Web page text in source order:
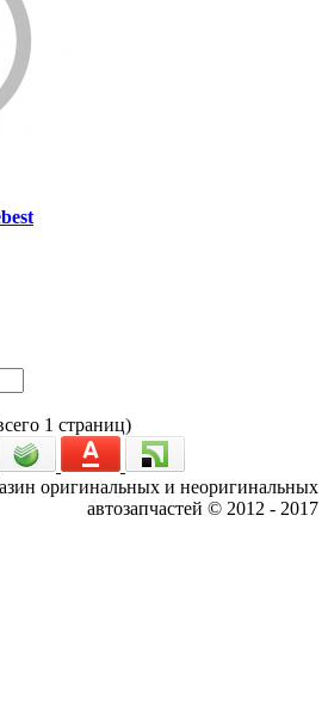
1 страниц)
оригинальных и неоригинальных
автозапчастей © 2012 - 2017